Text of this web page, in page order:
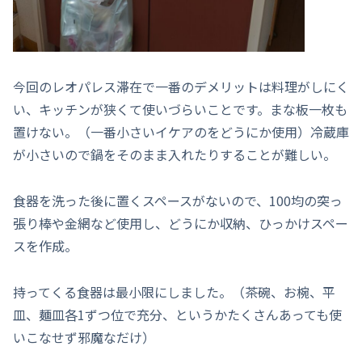
今回のレオパレス滞在で一番のデメリットは料理がしにく
い、キッチンが狭くて使いづらいことです。まな板一枚も
置けない。（一番小さいイケアのをどうにか使用）冷蔵庫
が小さいので鍋をそのまま入れたりすることが難しい。
食器を洗った後に置くスペースがないので、100均の突っ
張り棒や金網など使用し、どうにか収納、ひっかけスペー
スを作成。
持ってくる食器は最小限にしました。（茶碗、お椀、平
皿、麺皿各1ずつ位で充分、というかたくさんあっても使
いこなせず邪魔なだけ）